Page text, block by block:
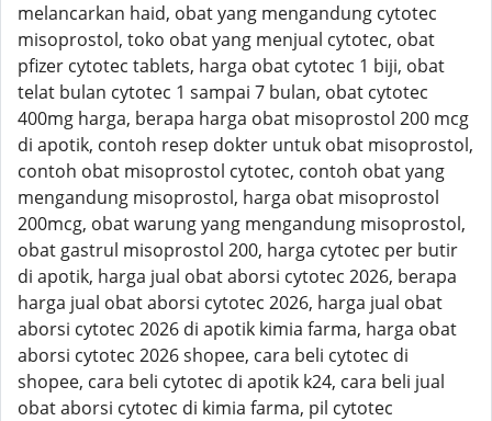
melancarkan haid, obat yang mengandung cytotec
misoprostol, toko obat yang menjual cytotec, obat
pfizer cytotec tablets, harga obat cytotec 1 biji, obat
telat bulan cytotec 1 sampai 7 bulan, obat cytotec
400mg harga, berapa harga obat misoprostol 200 mcg
di apotik, contoh resep dokter untuk obat misoprostol,
contoh obat misoprostol cytotec, contoh obat yang
mengandung misoprostol, harga obat misoprostol
200mcg, obat warung yang mengandung misoprostol,
obat gastrul misoprostol 200, harga cytotec per butir
di apotik, harga jual obat aborsi cytotec 2026, berapa
harga jual obat aborsi cytotec 2026, harga jual obat
aborsi cytotec 2026 di apotik kimia farma, harga obat
aborsi cytotec 2026 shopee, cara beli cytotec di
shopee, cara beli cytotec di apotik k24, cara beli jual
obat aborsi cytotec di kimia farma, pil cytotec